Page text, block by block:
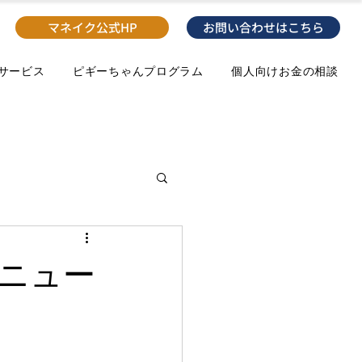
マネイク公式HP お問い合わせはこちら
ービス ピギーちゃんプログラム 個人向けお金の相談
ュー